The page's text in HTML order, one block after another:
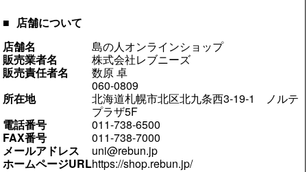
店舗について
店舗名
島の人オンラインショップ
販売業者名
株式会社レブニーズ
販売責任者名
数原 卓
所在地
060-0809
北海道札幌市北区北九条西3-19-1 ノルテ
プラザ5F
電話番号
011-738-6500
FAX番号
011-738-7000
メールアドレス
uni@rebun.jp
ホームページURLhttps://shop.rebun.jp/